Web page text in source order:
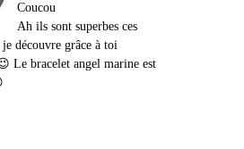
Coucou
Ah ils sont superbes ces
découvre grâce à toi
Le bracelet angel marine est